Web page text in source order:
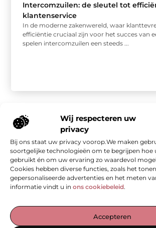
Wij respecteren uw
privacy
Bij ons staat uw privacy voorop.We maken
soortgelijke technologieën om te begrijpen hoe
gebruikt én om uw ervaring zo waardevol
Cookies hebben diverse functies, zoals het
gepersonaliseerde advertenties en het meten
informatie vindt u in ons cookiebeleid.
Accepteren
Intercomzuilen: de sleutel tot
klantenservice
In de moderne zakenwereld, waar
efficiëntie cruciaal zijn voor het succes van
spelen intercomzuilen een steeds ...
De Verzamelplaats voor Blogs en
Onze informatie